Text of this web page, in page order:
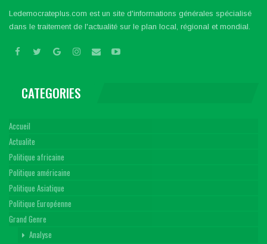
Ledemocrateplus.com est un site d'informations générales spécialisé
dans le traitement de l'actualité sur le plan local, régional et mondial.
CATEGORIES
Accueil
Actualite
Politique africaine
Politique américaine
Politique Asiatique
Politique Européenne
Grand Genre
Analyse